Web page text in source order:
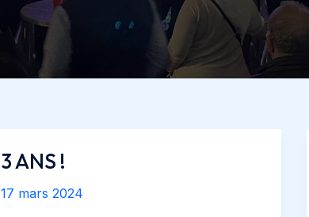
3 ANS !
17 mars 2024